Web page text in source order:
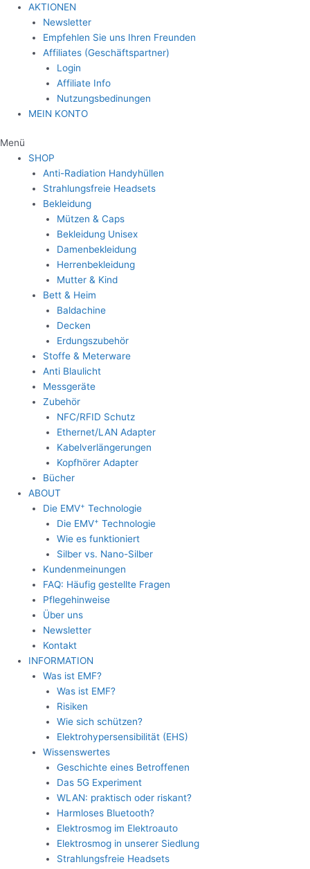
AKTIONEN
Newsletter
Empfehlen Sie uns Ihren Freunden
Affiliates (Geschäftspartner)
Login
Affiliate Info
Nutzungsbedinungen
MEIN KONTO
Menü
SHOP
Anti-Radiation Handyhüllen
Strahlungsfreie Headsets
Bekleidung
Mützen & Caps
Bekleidung Unisex
Damenbekleidung
Herrenbekleidung
Mutter & Kind
Bett & Heim
Baldachine
Decken
Erdungszubehör
Stoffe & Meterware
Anti Blaulicht
Messgeräte
Zubehör
NFC/RFID Schutz
Ethernet/LAN Adapter
Kabelverlängerungen
Kopfhörer Adapter
Bücher
ABOUT
Die EMV+ Technologie
Die EMV+ Technologie
Wie es funktioniert
Silber vs. Nano-Silber
Kundenmeinungen
FAQ: Häufig gestellte Fragen
Pflegehinweise
Über uns
Newsletter
Kontakt
INFORMATION
Was ist EMF?
Was ist EMF?
Risiken
Wie sich schützen?
Elektrohypersensibilität (EHS)
Wissenswertes
Geschichte eines Betroffenen
Das 5G Experiment
WLAN: praktisch oder riskant?
Harmloses Bluetooth?
Elektrosmog im Elektroauto
Elektrosmog in unserer Siedlung
Strahlungsfreie Headsets